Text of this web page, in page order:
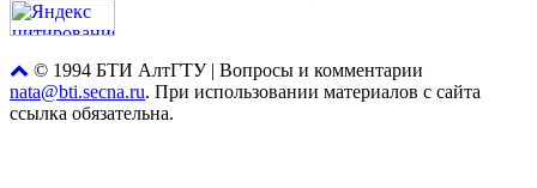
© 1994 БТИ АлтГТУ | Вопросы и комментарии
nata@bti.secna.ru. При использовании материалов с сайта
ссылка обязательна.